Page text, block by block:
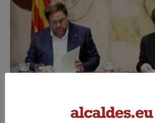
República i crida a la resistència